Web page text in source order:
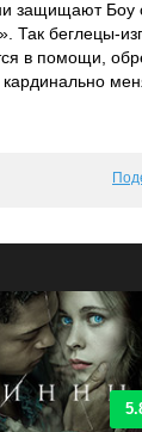
защищают Боу
Так беглецы-
в помощи,
5.8